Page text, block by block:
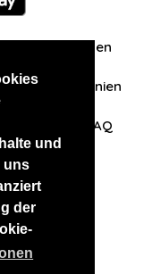
und
uns
der
Erfahrungen
FAQ